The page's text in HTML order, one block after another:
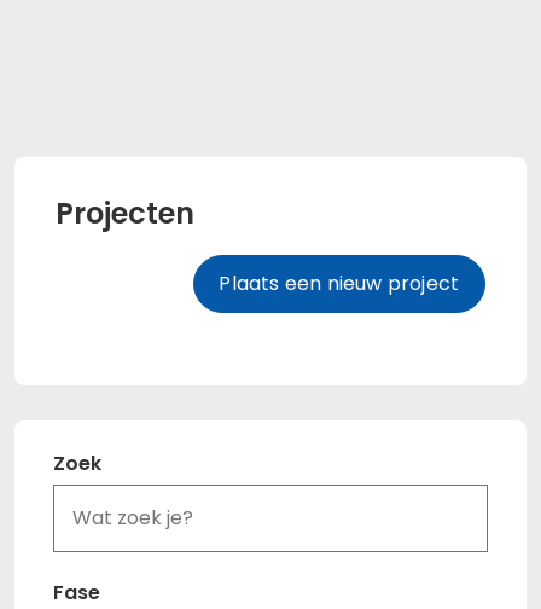
Projecten
Plaats een nieuw project
Zoek
ZoekenWissen
Fase